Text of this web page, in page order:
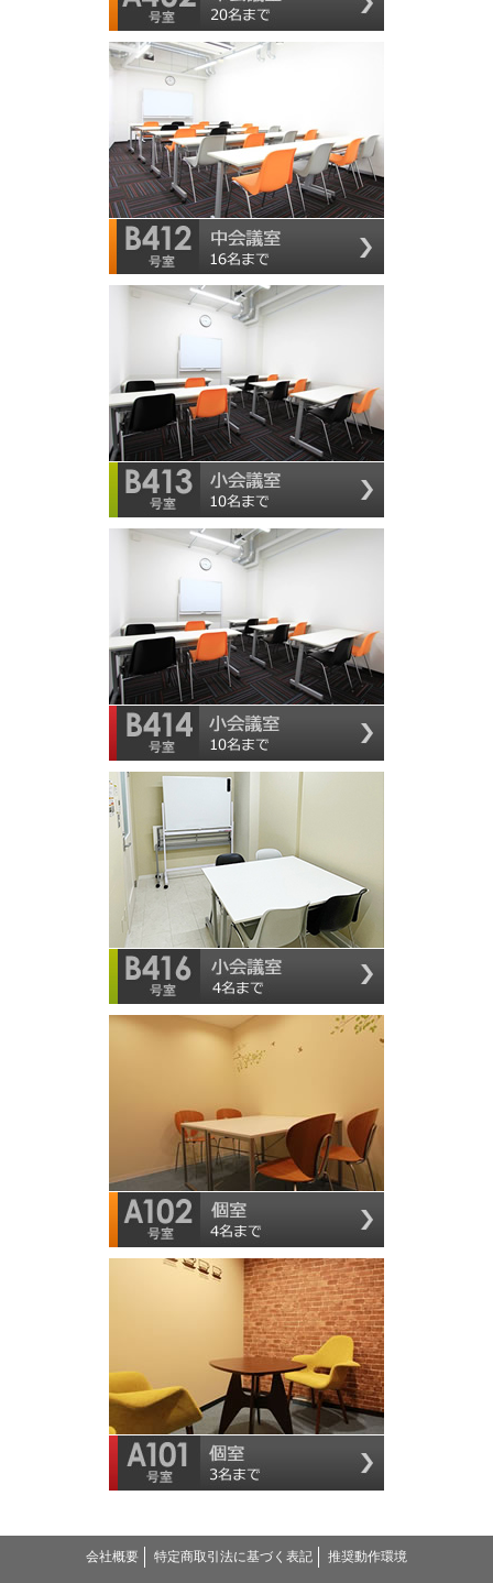
会社概要 特定商取引法に基づく表記 推奨動作環境